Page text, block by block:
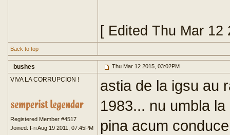
[ Edited Thu Mar 12
Back to top
bushes Thu Mar 12 2015, 03:02PM
VIVA LA CORRUPCION !
Registered Member #4517
Joined: Fri Aug 19 2011, 07:45PM
astia de la igsu au
1983... nu umbla
pina acum